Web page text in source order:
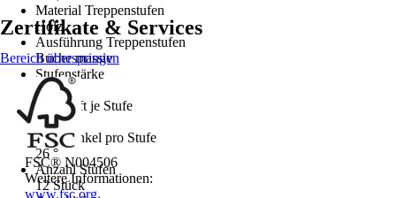
Material Treppenstufen
Holz
Ausführung Treppenstufen
Buche massiv
Stufenstärke
3,5 cm
Tragkraft je Stufe
200 kg
Drehwinkel pro Stufe
26 °
Anzahl Stufen
12 Stück
Zertifikate & Services
Bereich überspringen
FSC® N004506
Weitere Informationen:
www.fsc.org